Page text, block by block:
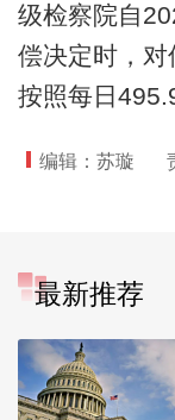
级检察院自
偿决定时，对
按照每日
编辑：苏璇
最新推荐